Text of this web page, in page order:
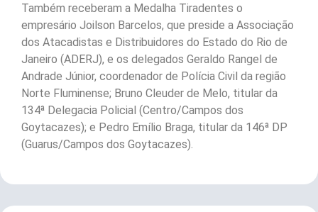
Também receberam a Medalha Tiradentes o
empresário Joilson Barcelos, que preside a Associação
dos Atacadistas e Distribuidores do Estado do Rio de
Janeiro (ADERJ), e os delegados Geraldo Rangel de
Andrade Júnior, coordenador de Polícia Civil da região
Norte Fluminense; Bruno Cleuder de Melo, titular da
134ª Delegacia Policial (Centro/Campos dos
Goytacazes); e Pedro Emílio Braga, titular da 146ª DP
(Guarus/Campos dos Goytacazes).